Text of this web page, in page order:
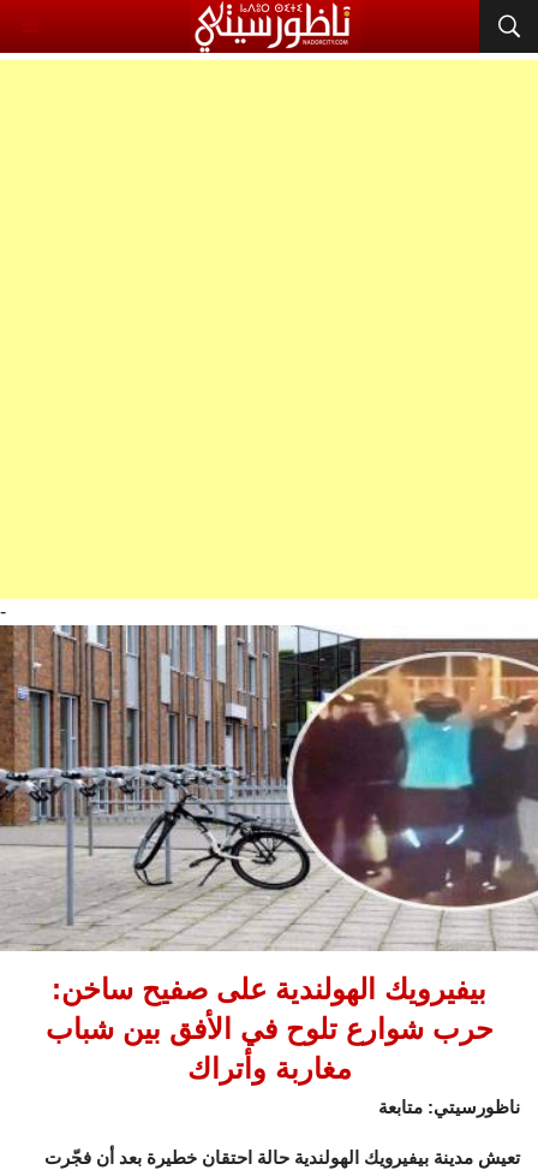
-
بيفيرويك الهولندية على صفيح ساخن:
حرب شوارع تلوح في الأفق بين شباب
مغاربة وأتراك
ناظورسيتي: متابعة
تعيش مدينة بيفيرويك الهولندية حالة احتقان خطيرة بعد أن فجّرت